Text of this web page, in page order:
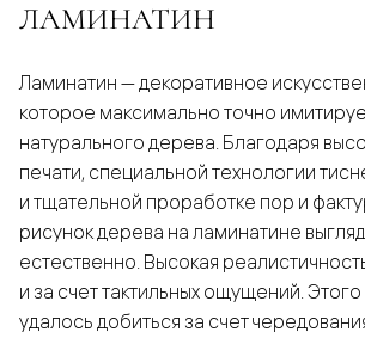
ЛАМИНАТИН
Ламинатин — декоративное
которое максимально точно
натурального дерева. Благодаря
печати, специальной технологии
и тщательной проработке пор и
рисунок дерева на ламинатине
естественно. Высокая
и за счет тактильных ощущений.
удалось добиться за счет